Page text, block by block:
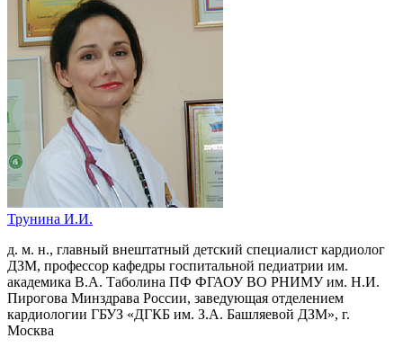
Трунина И.И.
д. м. н., главный внештатный детский специалист кардиолог
ДЗМ, профессор кафедры госпитальной педиатрии им.
академика В.А. Таболина ПФ ФГАОУ ВО РНИМУ им. Н.И.
Пирогова Минздрава России, заведующая отделением
кардиологии ГБУЗ «ДГКБ им. З.А. Башляевой ДЗМ», г.
Москва